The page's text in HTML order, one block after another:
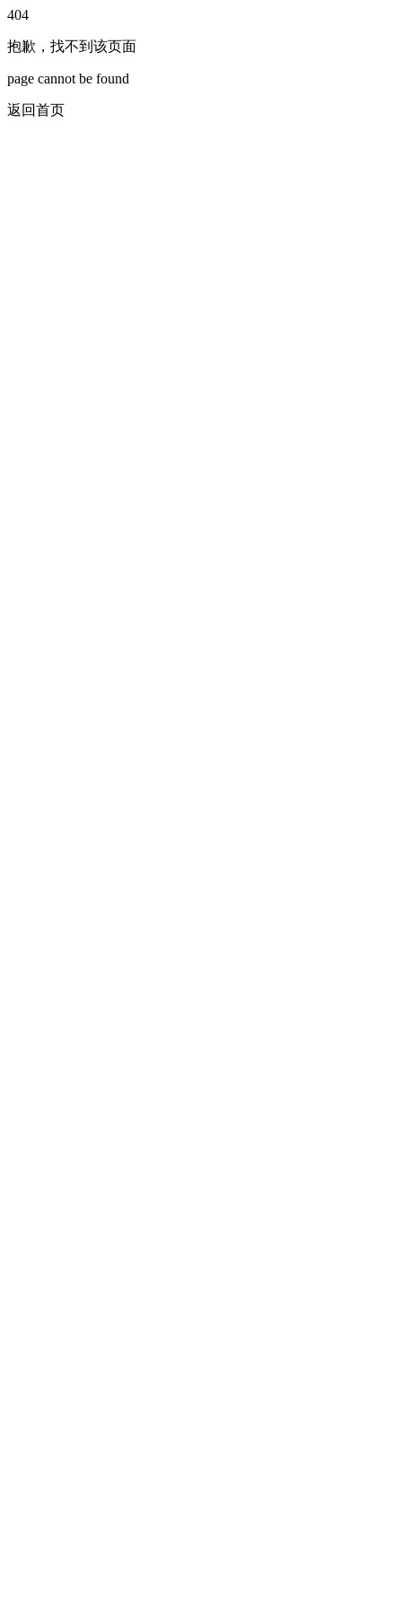
404
抱歉，找不到该页面
page cannot be found
返回首页